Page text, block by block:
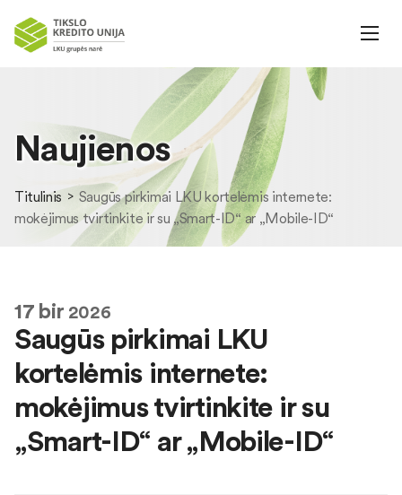
Naujienos
Titulinis
Saugūs pirkimai LKU kortelėmis internete:
mokėjimus tvirtinkite ir su „Smart-ID“ ar „Mobile-ID“
17bir 2026
Saugūs pirkimai LKU
kortelėmis internete:
mokėjimus tvirtinkite ir su
„Smart-ID“ ar „Mobile-ID“